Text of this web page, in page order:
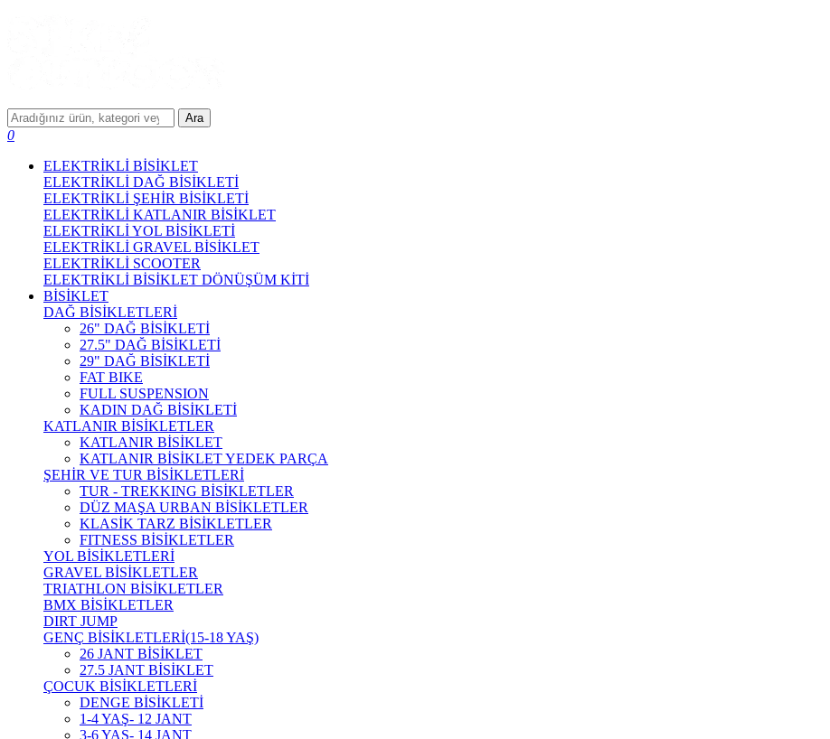
Ara
0
ELEKTRİKLİ BİSİKLET
ELEKTRİKLİ DAĞ BİSİKLETİ
ELEKTRİKLİ ŞEHİR BİSİKLETİ
ELEKTRİKLİ KATLANIR BİSİKLET
ELEKTRİKLİ YOL BİSİKLETİ
ELEKTRİKLİ GRAVEL BİSİKLET
ELEKTRİKLİ SCOOTER
ELEKTRİKLİ BİSİKLET DÖNÜŞÜM KİTİ
BİSİKLET
DAĞ BİSİKLETLERİ
26" DAĞ BİSİKLETİ
27.5" DAĞ BİSİKLETİ
29" DAĞ BİSİKLETİ
FAT BIKE
FULL SUSPENSION
KADIN DAĞ BİSİKLETİ
KATLANIR BİSİKLETLER
KATLANIR BİSİKLET
KATLANIR BİSİKLET YEDEK PARÇA
ŞEHİR VE TUR BİSİKLETLERİ
TUR - TREKKING BİSİKLETLER
DÜZ MAŞA URBAN BİSİKLETLER
KLASİK TARZ BİSİKLETLER
FITNESS BİSİKLETLER
YOL BİSİKLETLERİ
GRAVEL BİSİKLETLER
TRIATHLON BİSİKLETLER
BMX BİSİKLETLER
DIRT JUMP
GENÇ BİSİKLETLERİ(15-18 YAŞ)
26 JANT BİSİKLET
27.5 JANT BİSİKLET
ÇOCUK BİSİKLETLERİ
DENGE BİSİKLETİ
1-4 YAŞ- 12 JANT
3-6 YAŞ- 14 JANT